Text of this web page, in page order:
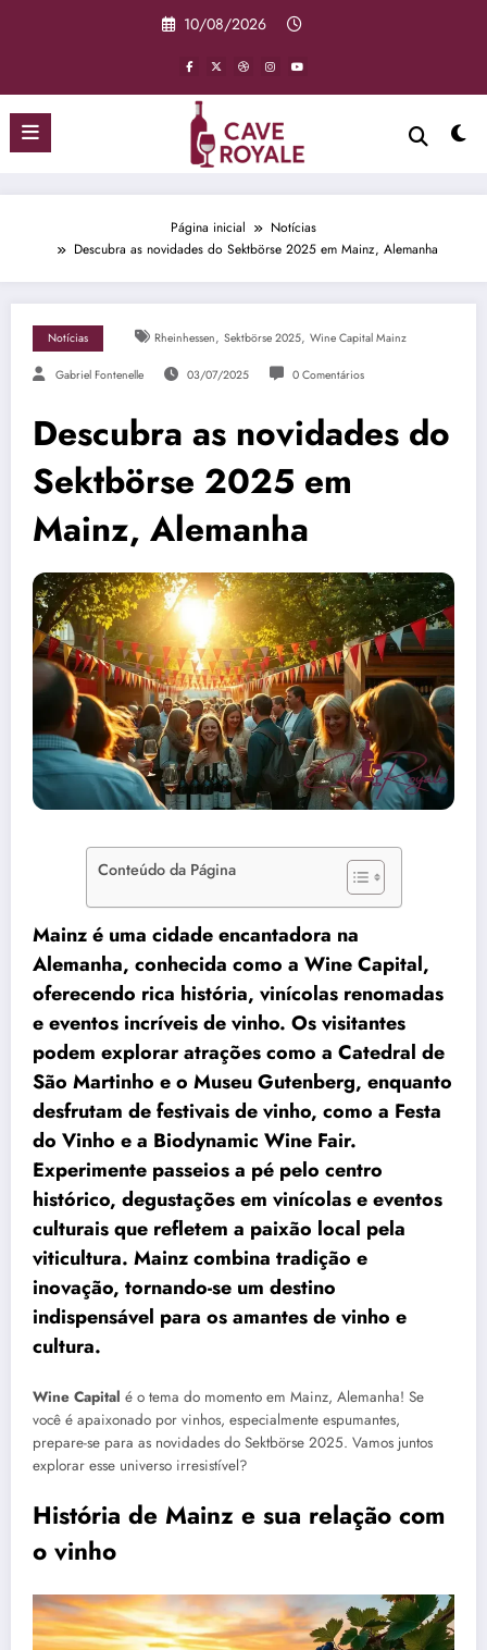
10/08/2026
Página inicial
Notícias
Descubra as novidades do Sektbörse 2025 em Mainz, Alemanha
Notícias Rheinhessen, Sektbörse 2025, Wine Capital Mainz
Gabriel Fontenelle 03/07/2025 0 Comentários
Descubra as novidades do
Sektbörse 2025 em
Mainz, Alemanha
Conteúdo da Página
Mainz é uma cidade encantadora na
Alemanha, conhecida como a Wine Capital,
oferecendo rica história, vinícolas renomadas
e eventos incríveis de vinho. Os visitantes
podem explorar atrações como a Catedral de
São Martinho e o Museu Gutenberg, enquanto
desfrutam de festivais de vinho, como a Festa
do Vinho e a Biodynamic Wine Fair.
Experimente passeios a pé pelo centro
histórico, degustações em vinícolas e eventos
culturais que refletem a paixão local pela
viticultura. Mainz combina tradição e
inovação, tornando-se um destino
indispensável para os amantes de vinho e
cultura.
Wine Capital é o tema do momento em Mainz, Alemanha! Se
você é apaixonado por vinhos, especialmente espumantes,
prepare-se para as novidades do Sektbörse 2025. Vamos juntos
explorar esse universo irresistível?
História de Mainz e sua relação com
o vinho